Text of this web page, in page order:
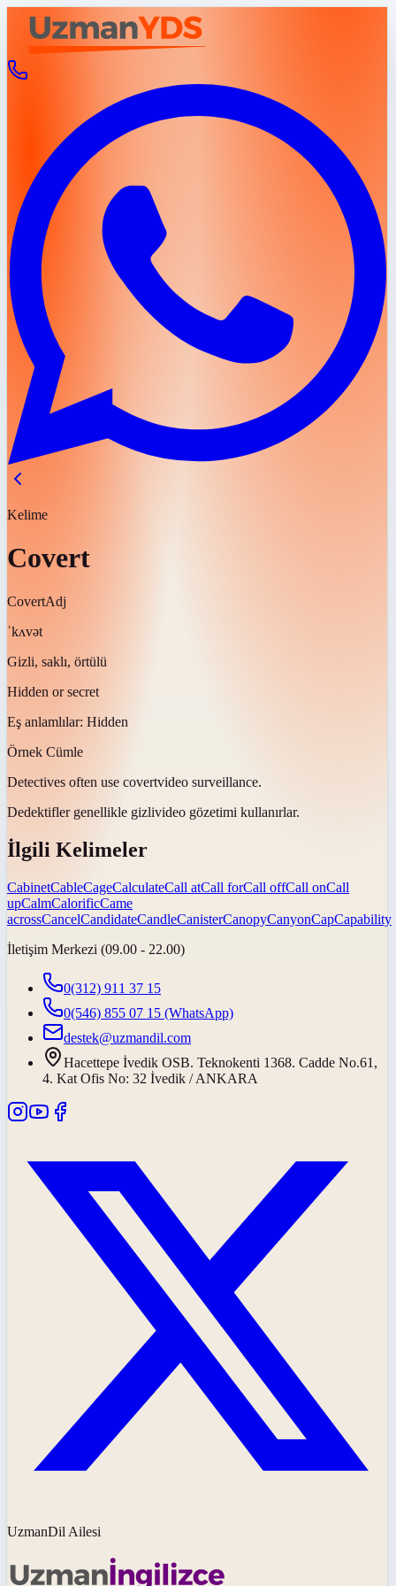
Kelime
Covert
CovertAdj
ˈkʌvət
Gizli, saklı, örtülü
Hidden or secret
Eş anlamlılar: Hidden
Örnek Cümle
Detectives often use covertvideo surveillance.
Dedektifler genellikle gizlivideo gözetimi kullanırlar.
İlgili Kelimeler
CabinetCableCageCalculateCall atCall forCall offCall onCall
upCalmCalorificCame
acrossCancelCandidateCandleCanisterCanopyCanyonCapCapability
İletişim Merkezi (09.00 - 22.00)
0(312) 911 37 15
0(546) 855 07 15 (WhatsApp)
destek@uzmandil.com
Hacettepe İvedik OSB. Teknokenti 1368. Cadde No.61,
4. Kat Ofis No: 32 İvedik / ANKARA
UzmanDil Ailesi